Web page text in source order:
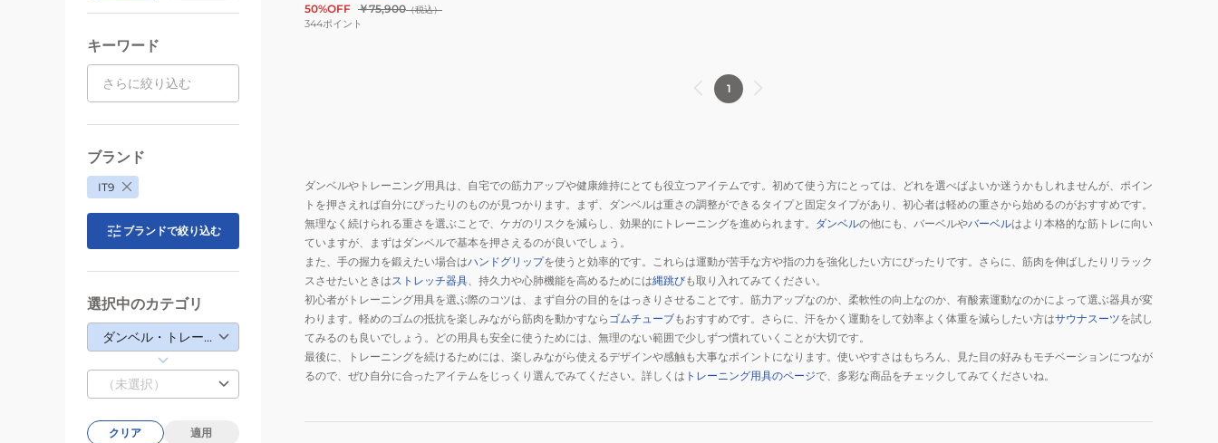
50%OFF ￥75,900（税込）
344ポイント
1
ダンベルやトレーニング用具は、自宅での筋力アップや健康維持にとても役立つアイテムです。初めて使う方にとっては、どれを選べばよいか迷うかもしれませんが、ポイン
トを押さえれば自分にぴったりのものが見つかります。まず、ダンベルは重さの調整ができるタイプと固定タイプがあり、初心者は軽めの重さから始めるのがおすすめです。
無理なく続けられる重さを選ぶことで、ケガのリスクを減らし、効果的にトレーニングを進められます。 ダンベルの他にも、バーベルやバーベルはより本格的な筋トレに向い
ていますが、まずはダンベルで基本を押さえるのが良いでしょう。
また、手の握力を鍛えたい場合はハンドグリップを使うと効率的です。これらは運動が苦手な方や指の力を強化したい方にぴったりです。さらに、筋肉を伸ばしたりリラック
スさせたいときは ストレッチ器具 、持久力や心肺機能を高めるためには縄跳びも取り入れてみてください。
初心者がトレーニング用具を選ぶ際のコツは、まず自分の目的をはっきりさせることです。筋力アップなのか、柔軟性の向上なのか、有酸素運動なのかによって選ぶ器具が変
わります。軽めのゴムの抵抗を楽しみながら筋肉を動かすなら ゴムチューブもおすすめです。さらに、汗をかく運動をして効率よく体重を減らしたい方はサウナスーツを試し
てみるのも良いでしょう。どの用具も安全に使うためには、無理のない範囲で少しずつ慣れていくことが大切です。
最後に、トレーニングを続けるためには、楽しみながら使えるデザインや感触も大事なポイントになります。使いやすさはもちろん、見た目の好みもモチベーションにつなが
るので、ぜひ自分に合ったアイテムをじっくり選んでみてください。詳しくは トレーニング用具のページで、多彩な商品をチェックしてみてくださいね。
キーワード
ブランド
IT9
ブランドで絞り込む
選択中のカテゴリ
ダンベル・トレーニング用具
（未選択）
クリア 適用